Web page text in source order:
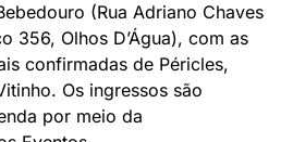
(Rua Adriano Chaves
356, Olhos D’Água), com as
confirmadas de Péricles,
Os ingressos são
por meio da